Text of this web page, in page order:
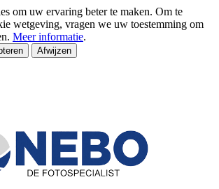
om uw ervaring beter te maken. Om te
wetgeving, vragen we uw toestemming om
Meer informatie.
Afwijzen